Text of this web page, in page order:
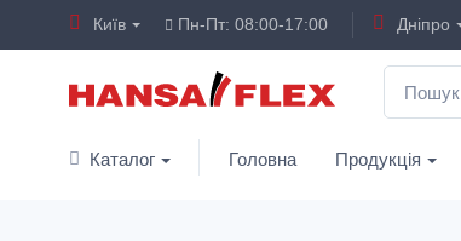
Київ Пн-Пт: 08:00-17:00 Дніпро
Каталог Головна Продукція